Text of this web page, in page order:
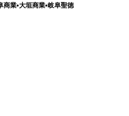
商業•大垣商業•岐阜聖徳